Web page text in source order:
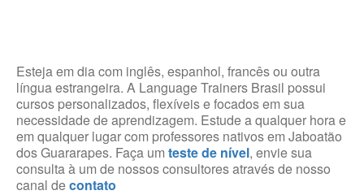
Esteja em dia com inglês, espanhol, francês ou outra
língua estrangeira. A Language Trainers Brasil possui
cursos personalizados, flexíveis e focados em sua
necessidade de aprendizagem. Estude a qualquer hora e
em qualquer lugar com professores nativos em Jaboatão
dos Guararapes. Faça um teste de nível, envie sua
consulta à um de nossos consultores através de nosso
canal decontato